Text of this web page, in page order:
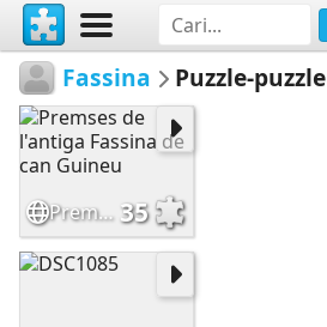
Fassina Puzzle-puzzle
Premses de l'antiga Fassina de can Guineu 35